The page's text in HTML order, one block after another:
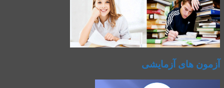
آزمون های آزمایشی